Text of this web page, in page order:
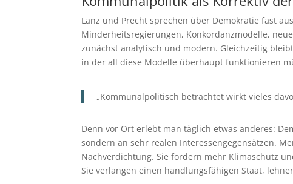
Lanz und Precht sprechen über Demokratie fast
Minderheitsregierungen, Konkordanzmodelle,
zunächst analytisch und modern. Gleichzeitig
in der all diese Modelle überhaupt funktionieren
„Kommunalpolitisch betrachtet wirkt vieles
Denn vor Ort erlebt man täglich etwas anderes:
sondern an sehr realen Interessengegensätzen.
Nachverdichtung. Sie fordern mehr Klimaschutz
Sie verlangen einen handlungsfähigen Staat,